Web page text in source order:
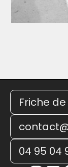
Friche
04 95 04